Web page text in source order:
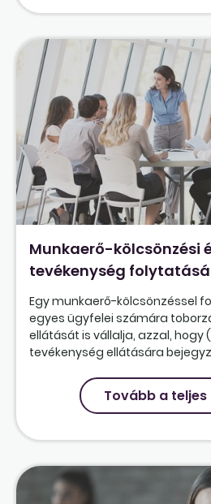
Munkaerő-kölcsönzési
tevékenység
Egy munkaerő-kölcsönzéssel
egyes ügyfelei számára
ellátását is vállalja, azzal, hogy
tevékenység ellátására
Tovább a teljes